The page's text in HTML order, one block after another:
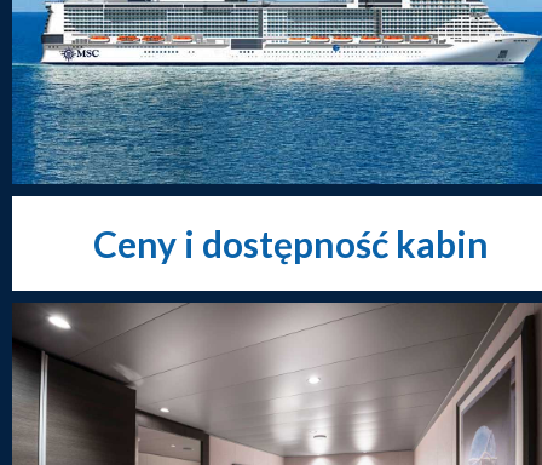
Ceny i dostępność kabin